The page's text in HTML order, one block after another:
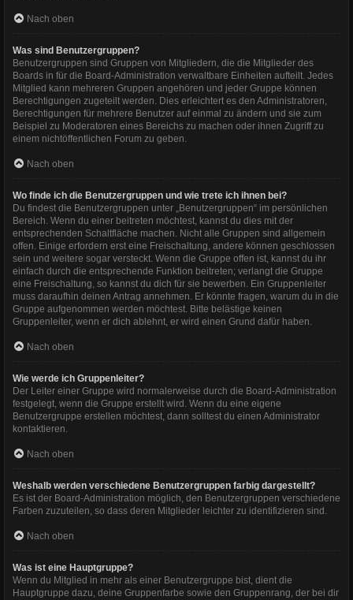
Nach oben
Was sind Benutzergruppen?
Benutzergruppen sind Gruppen von Mitgliedern, die die Mitglieder des
Boards in für die Board-Administration verwaltbare Einheiten aufteilt. Jedes
Mitglied kann mehreren Gruppen angehören und jeder Gruppe können
Berechtigungen zugeteilt werden. Dies erleichtert es den Administratoren,
Berechtigungen für mehrere Benutzer auf einmal zu ändern und sie zum
Beispiel zu Moderatoren eines Bereichs zu machen oder ihnen Zugriff zu
einem nichtöffentlichen Forum zu geben.
Nach oben
Wo finde ich die Benutzergruppen und wie trete ich ihnen bei?
Du findest die Benutzergruppen unter „Benutzergruppen“ im persönlichen
Bereich. Wenn du einer beitreten möchtest, kannst du dies mit der
entsprechenden Schaltfläche machen. Nicht alle Gruppen sind allgemein
offen. Einige erfordern erst eine Freischaltung, andere können geschlossen
sein und weitere sogar versteckt. Wenn die Gruppe offen ist, kannst du ihr
einfach durch die entsprechende Funktion beitreten; verlangt die Gruppe
eine Freischaltung, so kannst du dich für sie bewerben. Ein Gruppenleiter
muss daraufhin deinen Antrag annehmen. Er könnte fragen, warum du in die
Gruppe aufgenommen werden möchtest. Bitte belästige keinen
Gruppenleiter, wenn er dich ablehnt, er wird einen Grund dafür haben.
Nach oben
Wie werde ich Gruppenleiter?
Der Leiter einer Gruppe wird normalerweise durch die Board-Administration
festgelegt, wenn die Gruppe erstellt wird. Wenn du eine eigene
Benutzergruppe erstellen möchtest, dann solltest du einen Administrator
kontaktieren.
Nach oben
Weshalb werden verschiedene Benutzergruppen farbig dargestellt?
Es ist der Board-Administration möglich, den Benutzergruppen verschiedene
Farben zuzuteilen, so dass deren Mitglieder leichter zu identifizieren sind.
Nach oben
Was ist eine Hauptgruppe?
Wenn du Mitglied in mehr als einer Benutzergruppe bist, dient die
Hauptgruppe dazu, deine Gruppenfarbe sowie den Gruppenrang, der bei dir